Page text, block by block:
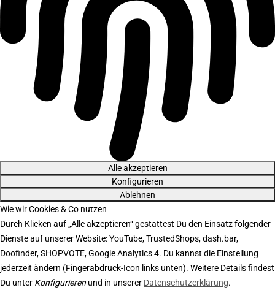
Alle akzeptieren
Konfigurieren
Ablehnen
Wie wir Cookies & Co nutzen
Durch Klicken auf „Alle akzeptieren“ gestattest Du den Einsatz folgender
Dienste auf unserer Website: YouTube, TrustedShops, dash.bar,
Doofinder, SHOPVOTE, Google Analytics 4. Du kannst die Einstellung
jederzeit ändern (Fingerabdruck-Icon links unten). Weitere Details findest
Du unter Konfigurieren und in unserer Datenschutzerklärung.